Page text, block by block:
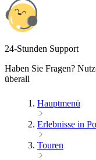
24-Stunden Support
Haben Sie Fragen?
überall
Hauptmenü
Erlebnisse in
Touren